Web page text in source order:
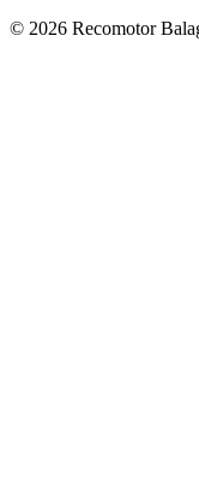
© 2026 Recomotor